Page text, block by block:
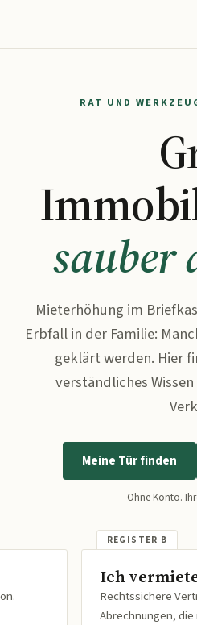
RAT UND
sauber
Mieterhöhung im
Erbfall in der Familie:
geklärt werden. Hier
verständliches
Meine Tür finden
Ohne Konto.
Ich
Rechtssichere
Abrechnungen,